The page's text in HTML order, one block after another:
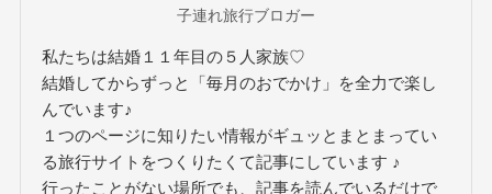
子連れ旅行ブロガー
私たちは結婚１１年目の５人家族♡
結婚してからずっと「毎月のおでかけ」を全力で楽し
んでいます♪
１つのページに知りたい情報がギュッとまとまってい
る旅行サイトをつくりたくて記事にしています ♪
行ったことがない場所でも、記事を読んでいるだけで